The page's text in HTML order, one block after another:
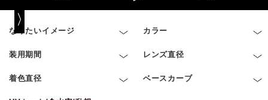
なりたいイメージ カラー
装用期間 レンズ直径
着色直径 ベースカーブ